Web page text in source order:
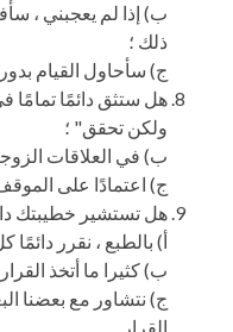
ب) إذا لم يعجبني ،
ذلك ؛
ج) سأحاول القيام
هل ستثق دائمًا تمامًا
ولكن تحقق" ؛
ب) في العلاقات
ج) اعتمادًا على
هل تستشير خطيبتك
أ) بالطبع ، نقرر
ب) كثيرا ما أتخذ
ج) نتشاور مع بعضنا
القرار.